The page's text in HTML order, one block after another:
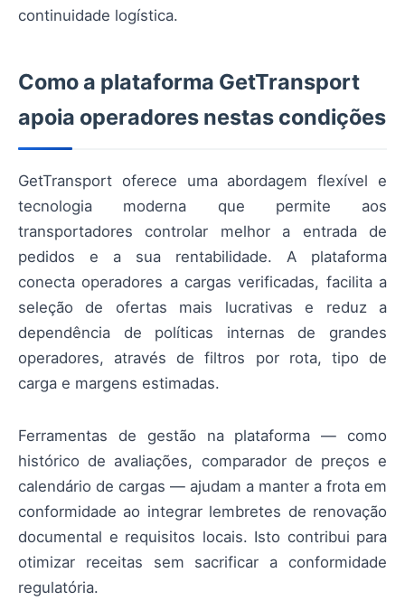
continuidade logística.
Como a plataforma GetTransport
apoia operadores nestas condições
GetTransport oferece uma abordagem flexível e
tecnologia moderna que permite aos
transportadores controlar melhor a entrada de
pedidos e a sua rentabilidade. A plataforma
conecta operadores a cargas verificadas, facilita a
seleção de ofertas mais lucrativas e reduz a
dependência de políticas internas de grandes
operadores, através de filtros por rota, tipo de
carga e margens estimadas.
Ferramentas de gestão na plataforma — como
histórico de avaliações, comparador de preços e
calendário de cargas — ajudam a manter a frota em
conformidade ao integrar lembretes de renovação
documental e requisitos locais. Isto contribui para
otimizar receitas sem sacrificar a conformidade
regulatória.